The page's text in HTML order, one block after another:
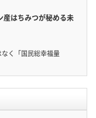
産はちみつが秘める未
なく「国民総幸福量